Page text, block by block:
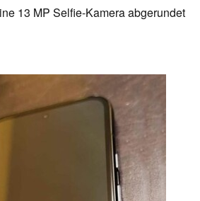
13 MP Selfie-Kamera abgerundet